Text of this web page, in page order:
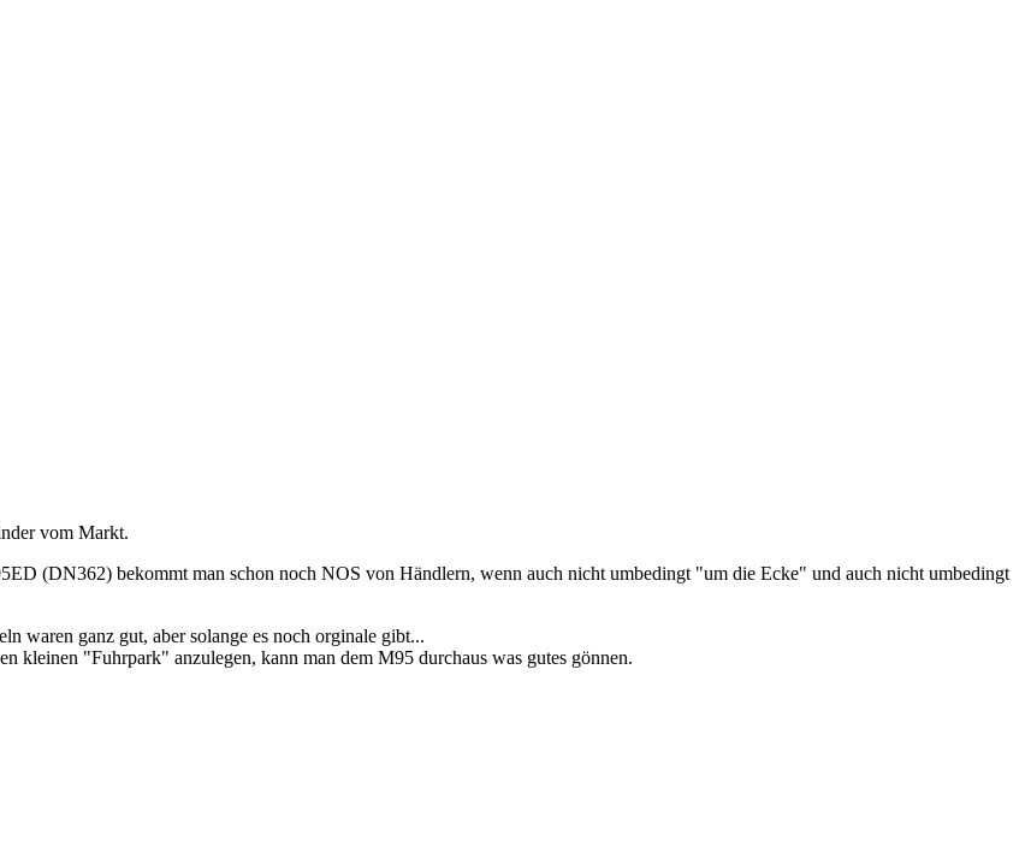
vom Markt.
(DN362) bekommt man schon noch NOS von Händlern, wenn auch nicht umbedingt "um die Ecke" und auch nicht umbedingt
waren ganz gut, aber solange es noch orginale gibt...
kleinen "Fuhrpark" anzulegen, kann man dem M95 durchaus was gutes gönnen.